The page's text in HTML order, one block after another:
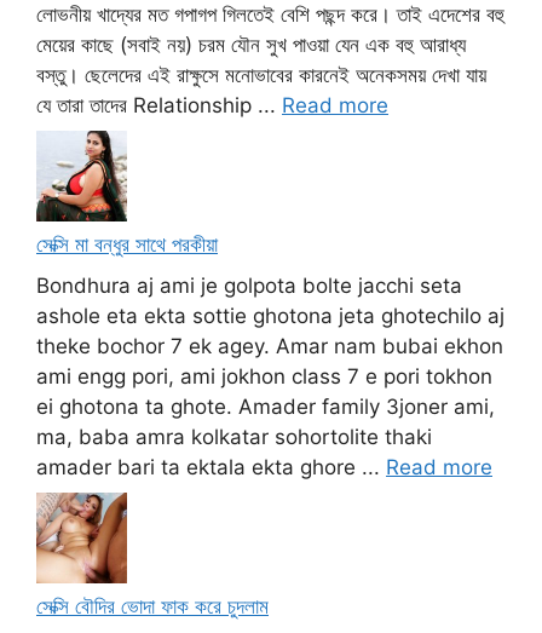
লোভনীয় খাদ্যের মত গপাগপ গিলতেই বেশি পছন্দ করে। তাই এদেশের বহু
মেয়ের কাছে (সবাই নয়) চরম যৌন সুখ পাওয়া যেন এক বহু আরাধ্য
বস্তু। ছেলেদের এই রাক্ষুসে মনোভাবের কারনেই অনেকসময় দেখা যায়
যে তারা তাদের Relationship ... Read more
সেক্সি মা বন্ধুর সাথে পরকীয়া
Bondhura aj ami je golpota bolte jacchi seta
ashole eta ekta sottie ghotona jeta ghotechilo aj
theke bochor 7 ek agey. Amar nam bubai ekhon
ami engg pori, ami jokhon class 7 e pori tokhon
ei ghotona ta ghote. Amader family 3joner ami,
ma, baba amra kolkatar sohortolite thaki
amader bari ta ektala ekta ghore ... Read more
সেক্সি বৌদির ভোদা ফাক করে চুদলাম